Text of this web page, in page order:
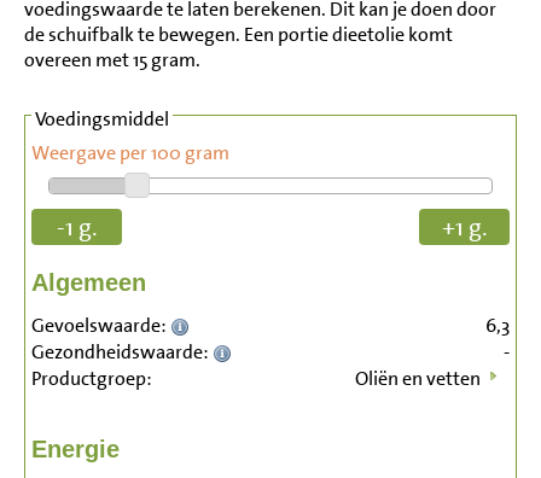
voedingswaarde te laten berekenen. Dit kan je doen door
de schuifbalk te bewegen. Een portie dieetolie komt
overeen met 15 gram.
Voedingsmiddel
Weergave per 100 gram
-1 g. +1 g.
Algemeen
Gevoelswaarde:
6,3
Gezondheidswaarde:
-
Productgroep:
Oliën en vetten
Energie